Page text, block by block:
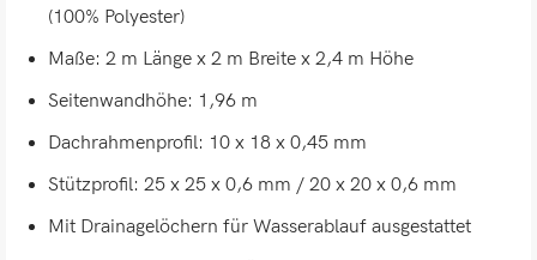
(100% Polyester)
Maße: 2 m Länge x 2 m Breite x 2,4 m Höhe
Seitenwandhöhe: 1,96 m
Dachrahmenprofil: 10 x 18 x 0,45 mm
Stützprofil: 25 x 25 x 0,6 mm / 20 x 20 x 0,6 mm
Mit Drainagelöchern für Wasserablauf ausgestattet